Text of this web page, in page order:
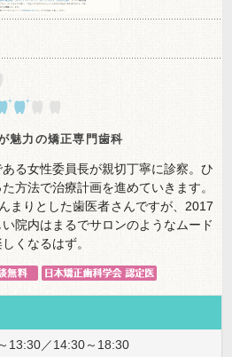
魅力の矯正専門歯科
る女性委員長が親切丁寧に診察。ひ
方法で治療計画を進めていきます。
まりとした歯医者さんですが、2017
院内はまるでサロンのようなムード
くなるはず。
13:30／14:30～18:30